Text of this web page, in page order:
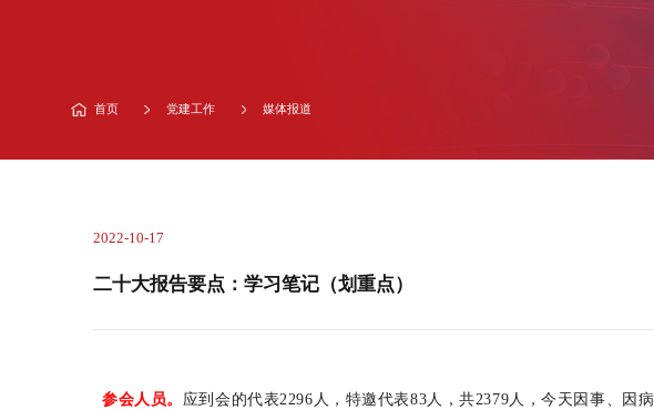
首页 党建工作 媒体报道
2022-10-17
二十大报告要点：学习笔记（划重点）
参会人员。 应到会的代表2296人，特邀代表83人，共2379人，今天因事、因病